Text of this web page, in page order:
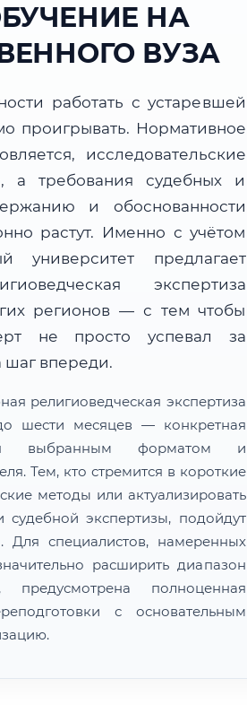
НА
ВУЗА
работать с устаревшей
проигрывать. Нормативное
исследовательские
а требования судебных и
и обоснованности
растут. Именно с учётом
университет предлагает
экспертиза
регионов — с тем чтобы
не просто успевал за
шаг впереди.
религиоведческая экспертиза
шести месяцев — конкретная
выбранным форматом и
Тем, кто стремится в короткие
методы или актуализировать
экспертизы, подойдут
Для специалистов, намеренных
расширить диапазон
предусмотрена полноценная
с основательным